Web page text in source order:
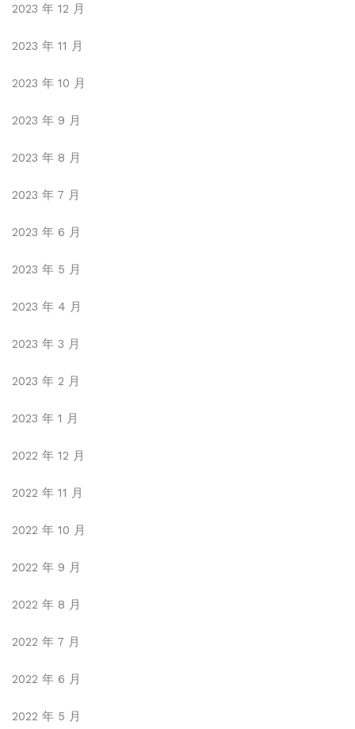
2023 年 12 月
2023 年 11 月
2023 年 10 月
2023 年 9 月
2023 年 8 月
2023 年 7 月
2023 年 6 月
2023 年 5 月
2023 年 4 月
2023 年 3 月
2023 年 2 月
2023 年 1 月
2022 年 12 月
2022 年 11 月
2022 年 10 月
2022 年 9 月
2022 年 8 月
2022 年 7 月
2022 年 6 月
2022 年 5 月